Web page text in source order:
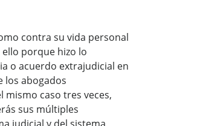
contra su vida personal
porque hizo lo
o acuerdo extrajudicial en
los abogados
caso tres veces,
sus múltiples
judicial y del sistema